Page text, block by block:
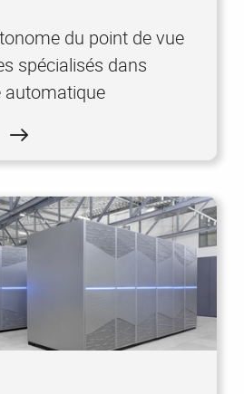
du point de vue
spécialisés dans
automatique